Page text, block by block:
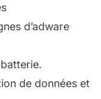
d’adware
de données et